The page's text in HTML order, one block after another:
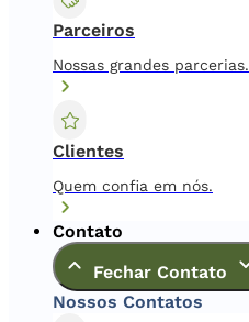
Parceiros
Nossas grandes parcerias.
Clientes
Quem confia em nós.
Contato
Fechar Contato
Nossos Contatos